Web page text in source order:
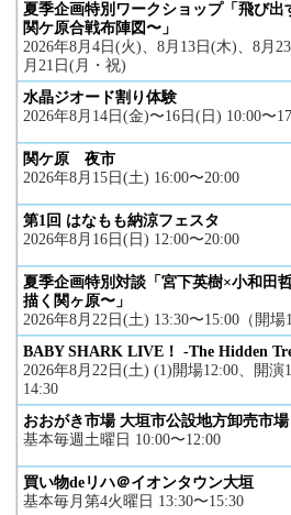
夏季企画特別ワークショップ「飛び出
関ケ原合戦布陣図〜」
2026年8月4日(火)、8月13日(木)、8月
月21日(月・祝)
水晶ジオード割り体験
2026年8月14日(金)〜16日(日) 10:00〜
関ケ原 夜市
2026年8月15日(土) 16:00〜20:00
第1回 はなもも納涼フェスタ
2026年8月16日(日) 12:00〜20:00
夏季企画特別対談「宮下英樹×小和田
描く関ヶ原〜」
2026年8月22日(土) 13:30〜15:00（開場
BABY SHARK LIVE！ -The Hidden
2026年8月22日(土) (1)開場12:00、開演
14:30
おおがき市場 大垣市公設地方卸売市
基本毎週土曜日 10:00〜12:00
買い物deリハ＠イオンタウン大垣
基本毎月第4火曜日 13:30〜15:30